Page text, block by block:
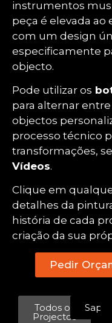
instrumentos
peça é elevada ao
com um design
especificamente
objecto.
Pode utilizar os
para alternar
objectos
processo técnico
transformações,
Vídeos.
Clique em
detalhes da
história de cada
criação da sua
Pedir
Todos os
Projectos